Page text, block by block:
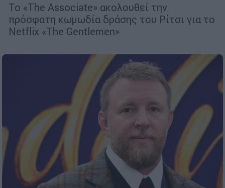
Το «The Associate» ακολουθεί την
πρόσφατη κωμωδία δράσης του Ρίτσι για το
Netflix «The Gentlemen»